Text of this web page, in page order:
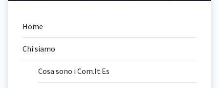
Home
Chi siamo
Cosa sono i Com.It.Es